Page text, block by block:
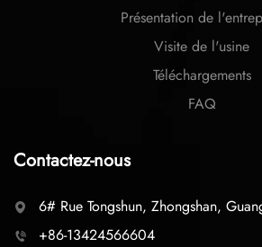
Présentation de
Visite de l'usine
Téléchargements
FAQ
Contactez-nous
6# Rue Tongshun, Zhongshan,
+86-13424566604